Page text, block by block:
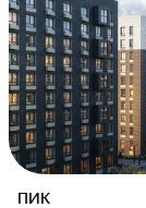
ПИК